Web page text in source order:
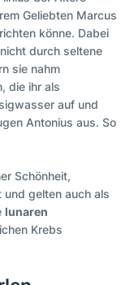
Geliebten Marcus
könne. Dabei
durch seltene
sie nahm
die ihr als
auf und
Antonius aus. So
Schönheit,
gelten auch als
lunaren
Krebs